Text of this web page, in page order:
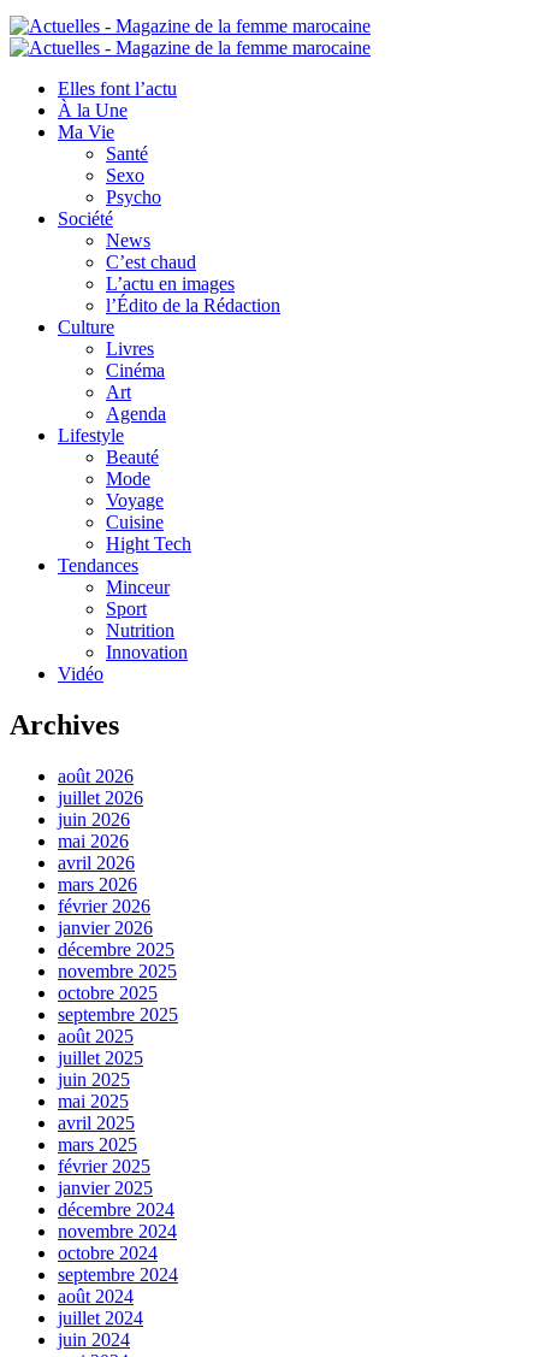
Elles font l’actu
À la Une
Ma Vie
Santé
Sexo
Psycho
Société
News
C’est chaud
L’actu en images
l’Édito de la Rédaction
Culture
Livres
Cinéma
Art
Agenda
Lifestyle
Beauté
Mode
Voyage
Cuisine
Hight Tech
Tendances
Minceur
Sport
Nutrition
Innovation
Vidéo
Archives
août 2026
juillet 2026
juin 2026
mai 2026
avril 2026
mars 2026
février 2026
janvier 2026
décembre 2025
novembre 2025
octobre 2025
septembre 2025
août 2025
juillet 2025
juin 2025
mai 2025
avril 2025
mars 2025
février 2025
janvier 2025
décembre 2024
novembre 2024
octobre 2024
septembre 2024
août 2024
juillet 2024
juin 2024